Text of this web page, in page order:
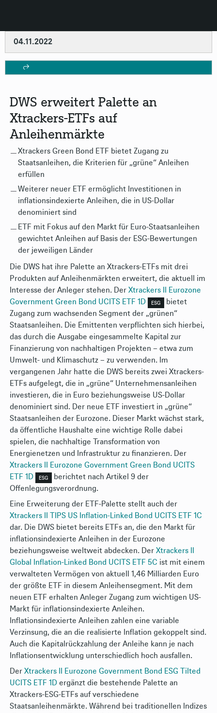
04.11.2022
DWS erweitert Palette an
Xtrackers-ETFs auf
Anleihenmärkte
Xtrackers Green Bond ETF bietet Zugang zu
Staatsanleihen, die Kriterien für „grüne“ Anleihen
erfüllen
Weiterer neuer ETF ermöglicht Investitionen in
inflationsindexierte Anleihen, die in US-Dollar
denominiert sind
ETF mit Fokus auf den Markt für Euro-Staatsanleihen
gewichtet Anleihen auf Basis der ESG-Bewertungen
der jeweiligen Länder
Die DWS hat ihre Palette an Xtrackers-ETFs mit drei
Produkten auf Anleihenmärkten erweitert, die aktuell im
Interesse der Anleger stehen. Der Xtrackers II Eurozone
Government Green Bond UCITS ETF 1D
ESG
bietet
Zugang zum wachsenden Segment der „grünen“
Staatsanleihen. Die Emittenten verpflichten sich hierbei,
das durch die Ausgabe eingesammelte Kapital zur
Finanzierung von nachhaltigen Projekten – etwa zum
Umwelt- und Klimaschutz – zu verwenden. Im
vergangenen Jahr hatte die DWS bereits zwei Xtrackers-
ETFs aufgelegt, die in „grüne“ Unternehmensanleihen
investieren, die in Euro beziehungsweise US-Dollar
denominiert sind. Der neue ETF investiert in „grüne“
Staatsanleihen der Eurozone. Dieser Markt wächst stark,
da öffentliche Haushalte eine wichtige Rolle dabei
spielen, die nachhaltige Transformation von
Energienetzen und Infrastruktur zu finanzieren. Der
Xtrackers II Eurozone Government Green Bond UCITS
ETF 1D
ESG
berichtet nach Artikel 9 der
Offenlegungsverordnung.
Eine Erweiterung der ETF-Palette stellt auch der
Xtrackers II TIPS US Inflation-Linked Bond UCITS ETF 1C
dar. Die DWS bietet bereits ETFs an, die den Markt für
inflationsindexierte Anleihen in der Eurozone
beziehungsweise weltweit abdecken. Der Xtrackers II
Global Inflation-Linked Bond UCITS ETF 5C ist mit einem
verwalteten Vermögen von aktuell 1,46 Milliarden Euro
der größte ETF in diesem Anleihensegment. Mit dem
neuen ETF erhalten Anleger Zugang zum wichtigen US-
Markt für inflationsindexierte Anleihen.
Inflationsindexierte Anleihen zahlen eine variable
Verzinsung, die an die realisierte Inflation gekoppelt sind.
Auch die Kapitalrückzahlung der Anleihe kann je nach
Inflationsentwicklung unterschiedlich hoch ausfallen.
Der Xtrackers II Eurozone Government Bond ESG Tilted
UCITS ETF 1D ergänzt die bestehende Palette an
Xtrackers-ESG-ETFs auf verschiedene
Staatsanleihenmärkte. Während bei traditionellen Indizes